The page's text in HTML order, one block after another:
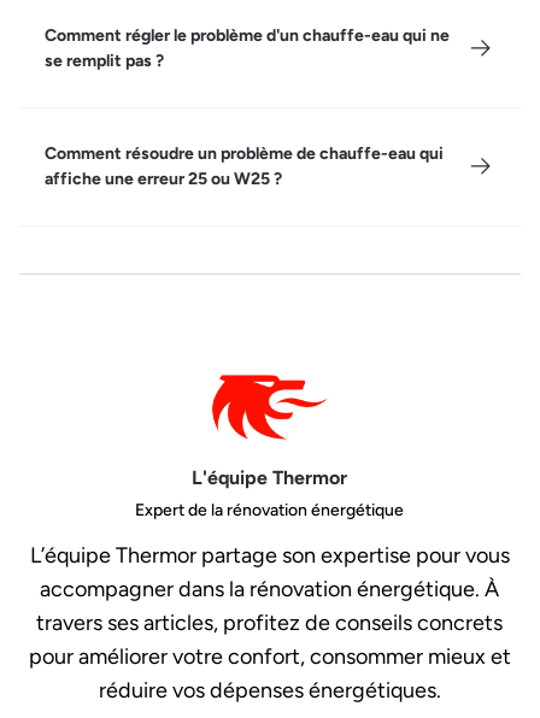
Comment régler le problème d'un chauffe-eau qui ne
se remplit pas ?
Comment résoudre un problème de chauffe-eau qui
affiche une erreur 25 ou W25 ?
L'équipe Thermor
Expert de la rénovation énergétique
L’équipe Thermor partage son expertise pour vous
accompagner dans la rénovation énergétique. À
travers ses articles, profitez de conseils concrets
pour améliorer votre confort, consommer mieux et
réduire vos dépenses énergétiques.